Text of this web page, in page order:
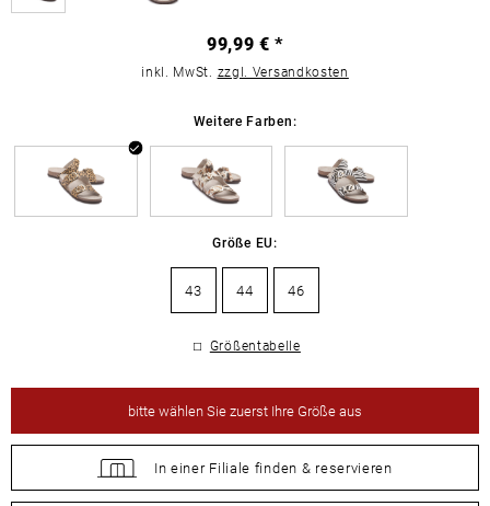
99,99 € *
inkl. MwSt. zzgl. Versandkosten
Weitere Farben:
Größe EU:
43 44 46
Größentabelle
bittewählen Sie zuerst Ihre Größe aus
In einer Filiale finden & reservieren